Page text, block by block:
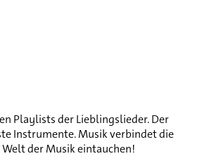
Playlists der Lieblingslieder. Der
Instrumente. Musik verbindet die
der Musik eintauchen!